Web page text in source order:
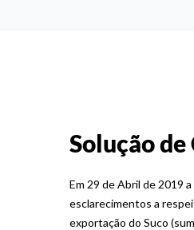
Solução
Em 29 de Abril de 2019
esclarecimentos a
exportação do Suco